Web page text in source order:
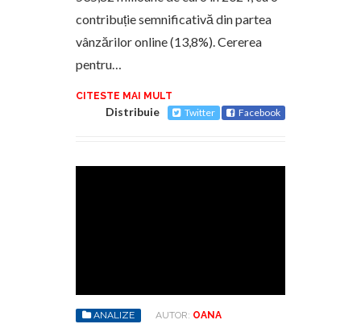
contribuție semnificativă din partea
vânzărilor online (13,8%). Cererea
pentru…
CITESTE MAI MULT
Distribuie Twitter Facebook
ANALIZE AUTOR: OANA